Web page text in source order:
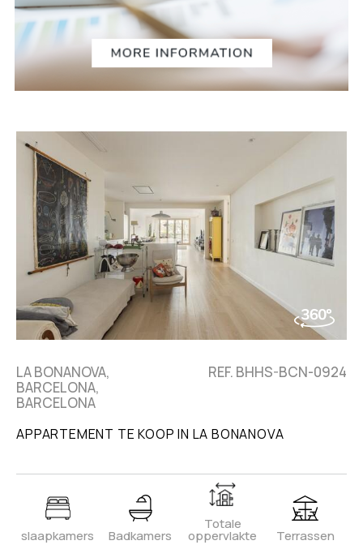
LA BONANOVA,
BARCELONA,
BARCELONA
REF. BHHS-BCN-0924
APPARTEMENT TE KOOP IN LA BONANOVA
slaapkamers Badkamers
Totale
oppervlakte Terrassen